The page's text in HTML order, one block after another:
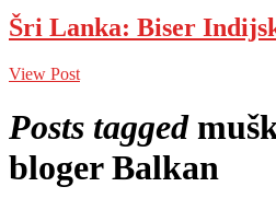
Šri Lanka: Biser
View Post
Posts tagged
bloger Balkan